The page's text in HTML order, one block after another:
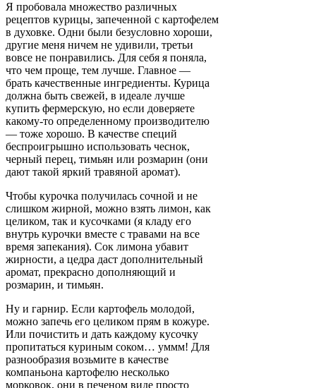
Я пробовала множество различных
рецептов курицы, запеченной с картофелем
в духовке. Одни были безусловно хороши,
другие меня ничем не удивили, третьи
вовсе не понравились. Для себя я поняла,
что чем проще, тем лучше. Главное —
брать качественные ингредиенты. Курица
должна быть свежей, в идеале лучше
купить фермерскую, но если доверяете
какому-то определенному производителю
— тоже хорошо. В качестве специй
беспроигрышно использовать чеснок,
черный перец, тимьян или розмарин (они
дают такой яркий травяной аромат).
Чтобы курочка получилась сочной и не
слишком жирной, можно взять лимон, как
целиком, так и кусочками (я кладу его
внутрь курочки вместе с травами на все
время запекания). Сок лимона убавит
жирности, а цедра даст дополнительный
аромат, прекрасно дополняющий и
розмарин, и тимьян.
Ну и гарнир. Если картофель молодой,
можно запечь его целиком прям в кожуре.
Или почистить и дать каждому кусочку
пропитаться куриным соком… уммм! Для
разнообразия возьмите в качестве
компаньона картофелю несколько
морковок, они в печеном виде просто